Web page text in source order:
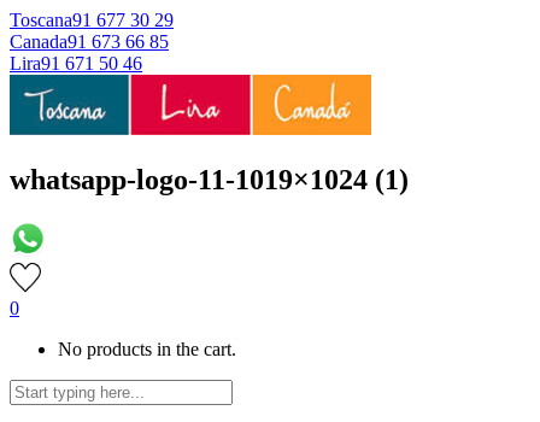
Toscana91 677 30 29
Canada91 673 66 85
Lira91 671 50 46
whatsapp-logo-11-1019×1024 (1)
0
No products in the cart.